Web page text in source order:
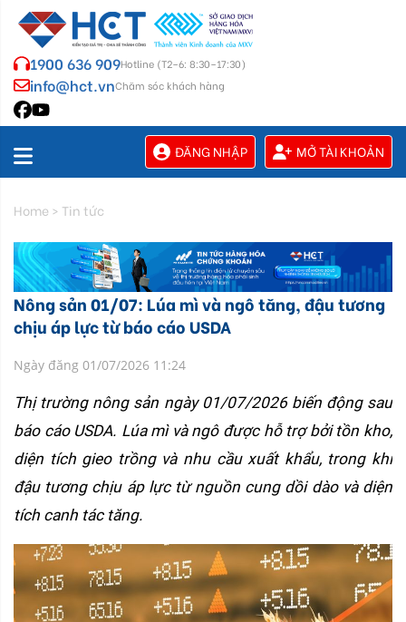
1900 636 909Hotline (T2–6: 8:30–17:30)
info@hct.vnChăm sóc khách hàng
ĐĂNG NHẬP MỞ TÀI KHOẢN
Home > Tin tức
Nông sản 01/07: Lúa mì và ngô tăng, đậu tương
chịu áp lực từ báo cáo USDA
Ngày đăng 01/07/2026 11:24
Thị trường nông sản ngày 01/07/2026 biến động sau
báo cáo USDA. Lúa mì và ngô được hỗ trợ bởi tồn kho,
diện tích gieo trồng và nhu cầu xuất khẩu, trong khi
đậu tương chịu áp lực từ nguồn cung dồi dào và diện
tích canh tác tăng.